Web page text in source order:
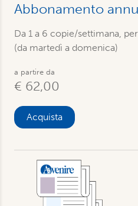
Abbonamento
Da 1 a 6 copie/settimana,
(da martedì a domenica)
a partire da
€ 62,00
Acquista